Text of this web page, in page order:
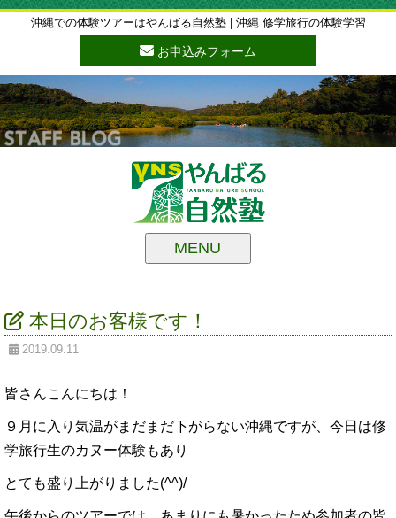
沖縄での体験ツアーはやんばる自然塾 | 沖縄 修学旅行の体験学習
お申込みフォーム
MENU
本日のお客様です！
2019.09.11
皆さんこんにちは！
９月に入り気温がまだまだ下がらない沖縄ですが、今日は修
学旅行生のカヌー体験もあり
とても盛り上がりました(^^)/